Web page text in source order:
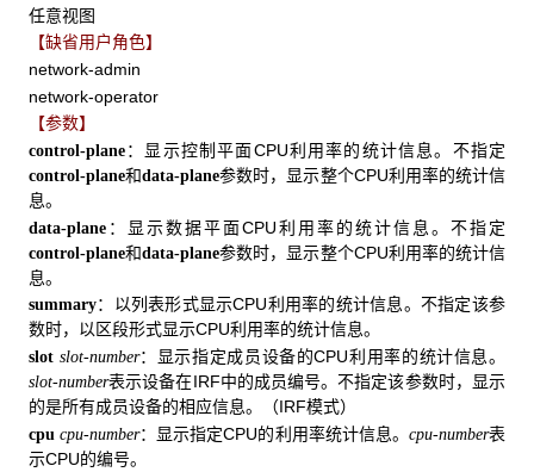
任意视图
【缺省用户角色】
network-admin
network-operator
【参数】
control-plane ：显示控制平面CPU利用率的统计信息。不指定
control-plane和data-plane参数时，显示整个CPU利用率的统计信
息。
data-plane ：显示数据平面CPU利用率的统计信息。不指定
control-plane和data-plane参数时，显示整个CPU利用率的统计信
息。
summary：以列表形式显示CPU利用率的统计信息。不指定该参
数时，以区段形式显示CPU利用率的统计信息。
slot slot-number：显示指定成员设备的CPU利用率的统计信息。
slot-number表示设备在IRF中的成员编号。不指定该参数时，显示
的是所有成员设备的相应信息。（IRF模式）
cpu cpu-number：显示指定CPU的利用率统计信息。 cpu-number表
示CPU的编号。